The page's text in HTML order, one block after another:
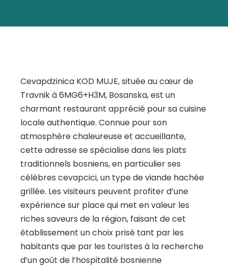
Cevapdzinica KOD MUJE, située au cœur de
Travnik à 6MG6+H3M, Bosanska, est un
charmant restaurant apprécié pour sa cuisine
locale authentique. Connue pour son
atmosphère chaleureuse et accueillante,
cette adresse se spécialise dans les plats
traditionnels bosniens, en particulier ses
célèbres cevapcici, un type de viande hachée
grillée. Les visiteurs peuvent profiter d’une
expérience sur place qui met en valeur les
riches saveurs de la région, faisant de cet
établissement un choix prisé tant par les
habitants que par les touristes à la recherche
d’un goût de l’hospitalité bosnienne